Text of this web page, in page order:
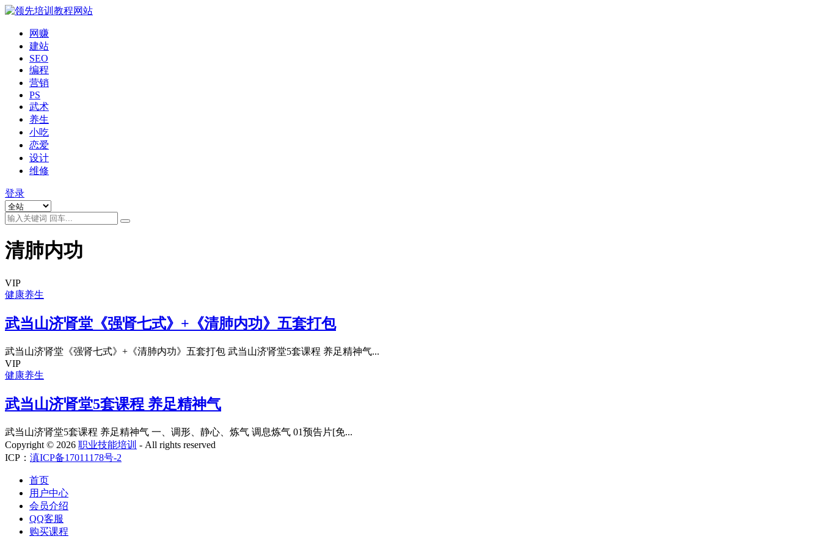
网赚
建站
SEO
编程
营销
PS
武术
养生
小吃
恋爱
设计
维修
登录
清肺内功
VIP
健康养生
武当山济肾堂《强肾七式》+《清肺内功》五套打包
武当山济肾堂《强肾七式》+《清肺内功》五套打包 武当山济肾堂5套课程 养足精神气...
VIP
健康养生
武当山济肾堂5套课程 养足精神气
武当山济肾堂5套课程 养足精神气 一、调形、静心、炼气 调息炼气 01预告片[免...
Copyright © 2026 职业技能培训 - All rights reserved
ICP： 滇ICP备17011178号-2
首页
用户中心
会员介绍
QQ客服
购买课程